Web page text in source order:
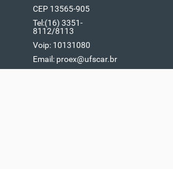
CEP 13565-905
Tel:(16) 3351-
8112/8113
Voip: 10131080
Email: proex@ufscar.br